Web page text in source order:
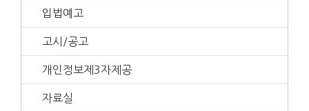
입법예고
고시/공고
개인정보제3자제공
자료실